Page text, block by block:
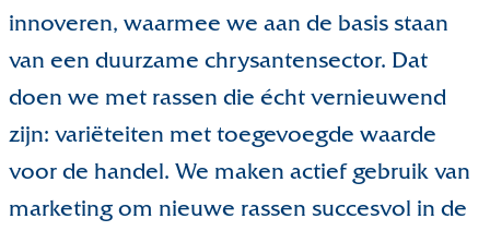
innoveren, waarmee we aan de basis staan
van een duurzame chrysantensector. Dat
doen we met rassen die écht vernieuwend
zijn: variëteiten met toegevoegde waarde
voor de handel. We maken actief gebruik van
marketing om nieuwe rassen succesvol in de